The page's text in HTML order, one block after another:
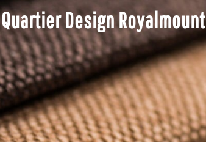
Quartier Design Royalmount